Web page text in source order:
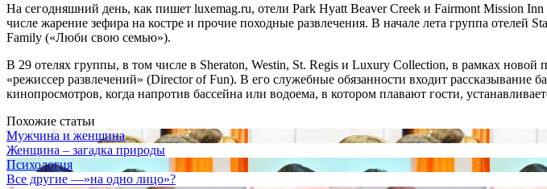
На сегодняшний день, как пишет luxemag.ru, отели Park Hyatt Beaver Creek и Fairmont Mission
числе жарение зефира на костре и прочие походные развлечения. В начале лета группа
Family («Люби свою семью»).
В 29 отелях группы, в том числе в Sheraton, Westin, St. Regis и Luxury Collection, в рамках
«режиссер развлечений» (Director of Fun). В его служебные обязанности входит
кинопросмотров, когда напротив бассейна или водоема, в котором плавают гости,
Похожие статьи
Мужчина и женщина
Женщина – загадка природы
Психология
Все другие —»на одно лицо»?